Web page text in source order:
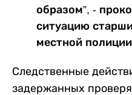
образом”, -
ситуацию
местной
Следственные
задержанных